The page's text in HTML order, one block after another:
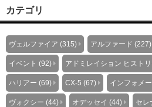
カテゴリ
ヴェルファイア (315) アルファード (227)
イベント (92) アドミレイション ヒスト
ハリアー (69) CX-5 (67) インフォメ
ヴォクシー (44) オデッセイ (44) セレ